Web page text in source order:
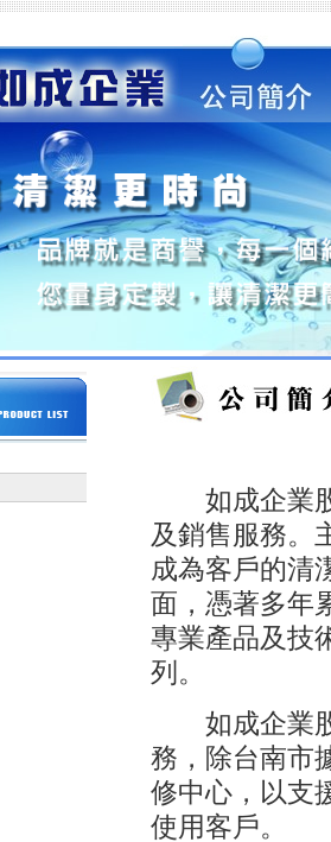
如成企業股
及銷售服務。
成為客戶的清
面，憑著多年
專業產品及技
列。
如成企業股
務，除台南市
修中心，以支
使用客戶。